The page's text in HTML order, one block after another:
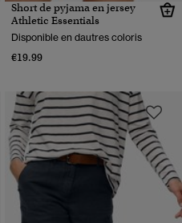
Short de pyjama en jersey
Athletic Essentials
Disponible en dautres coloris
€19.99